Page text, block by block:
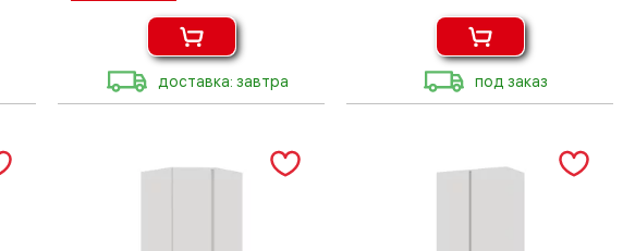
доставка: завтра под заказ